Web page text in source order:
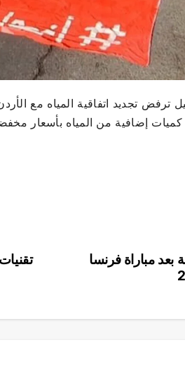
ترفض تجديد اتفاقية المياه مع
إضافية من المياه بأسعار
مباراة فرنسا